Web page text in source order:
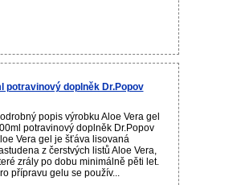
potravinový doplněk Dr.Popov
popis výrobku Aloe Vera gel
potravinový doplněk Dr.Popov
Vera gel je šťáva lisovaná
z čerstvých listů Aloe Vera,
zrály po dobu minimálně pěti let.
přípravu gelu se použív...